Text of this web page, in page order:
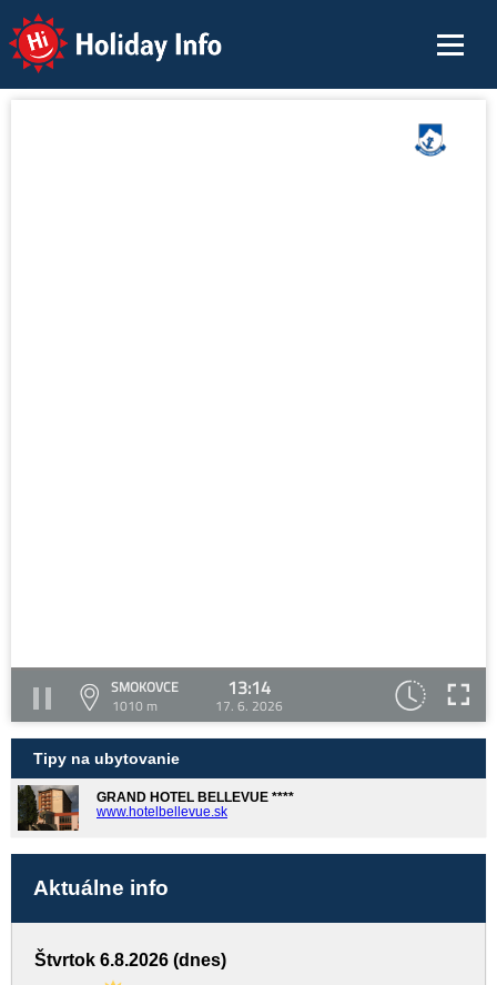
Holiday Info
SMOKOVCE
1010 m
13:14
17. 6. 2026
Tipy na ubytovanie
GRAND HOTEL BELLEVUE ****
www.hotelbellevue.sk
Aktuálne info
Štvrtok 6.8.2026 (dnes)